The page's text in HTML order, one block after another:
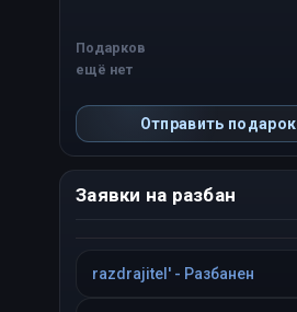
Подарков
ещё нет
Отправить подарок
Заявки на разбан
razdrajitel' - Разбанен